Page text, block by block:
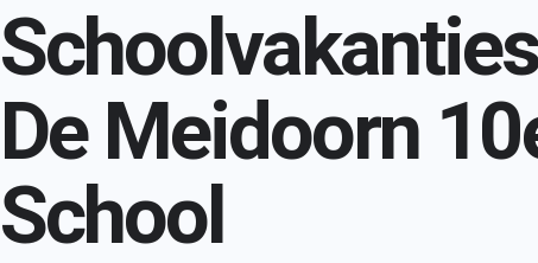
De Meidoorn
School